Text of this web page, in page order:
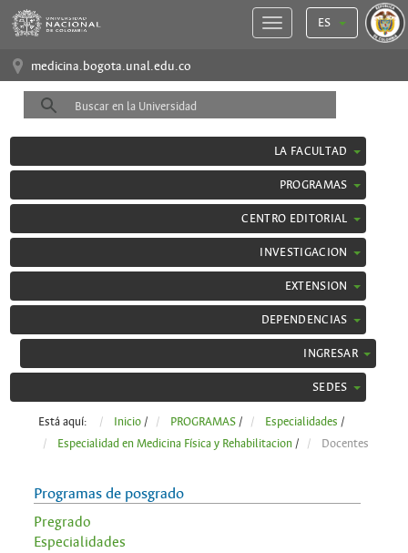
ES
medicina.bogota.unal.edu.co
LA FACULTAD
PROGRAMAS
CENTRO EDITORIAL
INVESTIGACION
EXTENSION
DEPENDENCIAS
INGRESAR
SEDES
Está aquí: Inicio / PROGRAMAS / Especialidades /
Especialidad en Medicina Física y Rehabilitacion / Docentes
Programas de posgrado
Pregrado
Especialidades